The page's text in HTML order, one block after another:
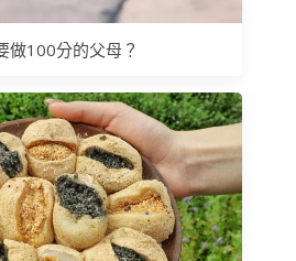
做100分的父母？